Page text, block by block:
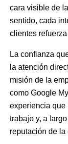
cara visible de
sentido, cada
clientes
La confianza
la atención
misión de la
como Google
experiencia que
trabajo y, a
reputación de la